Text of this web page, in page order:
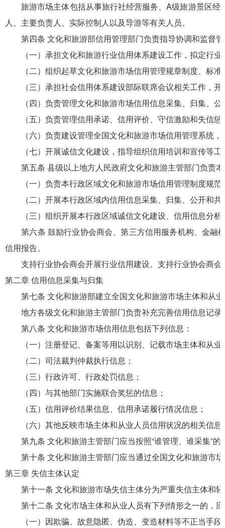
旅游市场主体包括从事旅行社经营服务、A级旅游景区经
人、主要负责人、实际控制人以及导游等有关人员。
第四条 文化和旅游部信用管理部门负责指导协调和监督
（一）承担文化和旅游行业信用体系建设工作，拟定行业
（二）组织起草文化和旅游市场信用管理规章制度、标准
（三）承担社会信用体系建设部际联席会议相关工作，开
（四）负责管理文化和旅游市场信用信息采集、归集、公
（五）负责管理信用承诺、信用评价、守信激励和失信惩
（六）负责建设管理全国文化和旅游市场信用管理系统，
（七）开展诚信文化建设，指导组织信用培训和宣传等工
第五条 县级以上地方人民政府文化和旅游主管部门负责
（一）负责本行政区域文化和旅游市场信用管理制度规范
（二）开展本行政区域内信用信息采集、归集、公开和共
（三）组织开展本行政区域诚信文化建设、信用信息分析
第六条 鼓励行业协会商会、第三方信用服务机构、金融
信用报告。
支持行业协会商会开展行业信用建设。支持行业协会商会
第二章 信用信息采集与归集
第七条 文化和旅游部建立全国文化和旅游市场主体和从
地方各级文化和旅游主管部门负责补充完善信用信息记录
第八条 文化和旅游市场信用信息包括下列信息：
（一）注册登记、备案等用以识别、记载市场主体和从业
（二）司法裁判仲裁执行信息；
（三）行政许可、行政处罚信息；
（四）与其他部门实施联合奖惩的信息；
（五）信用评价结果信息、信用承诺履行情况信息；
（六）其他反映市场主体和从业人员信用状况的相关信息
第九条 文化和旅游主管部门应当按照“谁管理、谁采集”的
第十条 文化和旅游主管部门应当通过全国文化和旅游市
第三章 失信主体认定
第十一条 文化和旅游市场失信主体分为严重失信主体和
第十二条 文化市场主体和从业人员有下列情形之一的，
（一）因欺骗、故意隐匿、伪造、变造材料等不正当手段